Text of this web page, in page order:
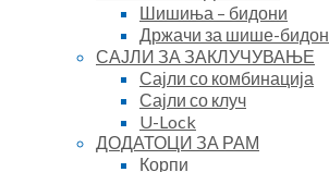
Шишиња – бидони
Држачи за шише-бидон
САЈЛИ ЗА ЗАКЛУЧУВАЊЕ
Сајли со комбинација
Сајли со клуч
U-Lock
ДОДАТОЦИ ЗА РАМ
Корпи